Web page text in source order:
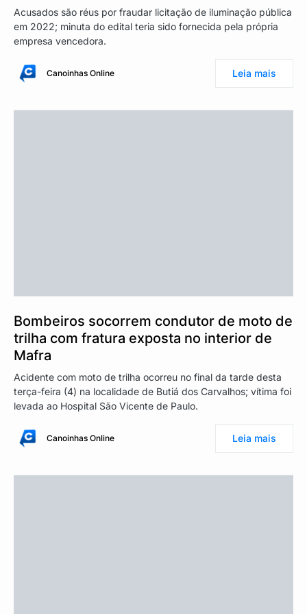
Acusados são réus por fraudar licitação de iluminação pública
em 2022; minuta do edital teria sido fornecida pela própria
empresa vencedora.
Canoinhas Online Leia mais
Bombeiros socorrem condutor de moto de
trilha com fratura exposta no interior de
Mafra
Acidente com moto de trilha ocorreu no final da tarde desta
terça-feira (4) na localidade de Butiá dos Carvalhos; vítima foi
levada ao Hospital São Vicente de Paulo.
Canoinhas Online Leia mais